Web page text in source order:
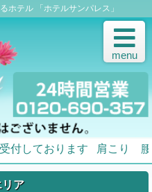
menu
ホテル 「ホテルサンパレス」
付しております 肩こり 腰
リア